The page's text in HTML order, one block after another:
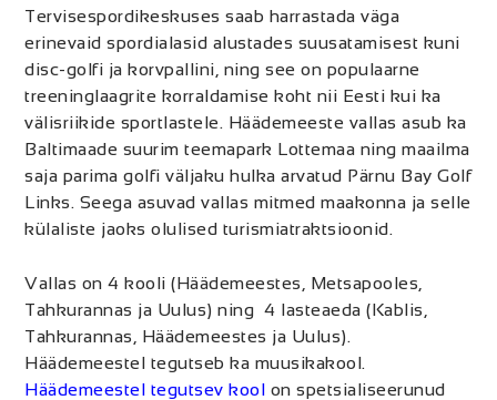
Tervisespordikeskuses saab harrastada väga
erinevaid spordialasid alustades suusatamisest kuni
disc-golfi ja korvpallini, ning see on populaarne
treeninglaagrite korraldamise koht nii Eesti kui ka
välisriikide sportlastele. Häädemeeste vallas asub ka
Baltimaade suurim teemapark Lottemaa ning maailma
saja parima golfi väljaku hulka arvatud Pärnu Bay Golf
Links. Seega asuvad vallas mitmed maakonna ja selle
külaliste jaoks olulised turismiatraktsioonid.
Vallas on 4 kooli (Häädemeestes, Metsapooles,
Tahkurannas ja Uulus) ning 4 lasteaeda (Kablis,
Tahkurannas, Häädemeestes ja Uulus).
Häädemeestel tegutseb ka muusikakool.
Häädemeestel tegutsev kool on spetsialiseerunud